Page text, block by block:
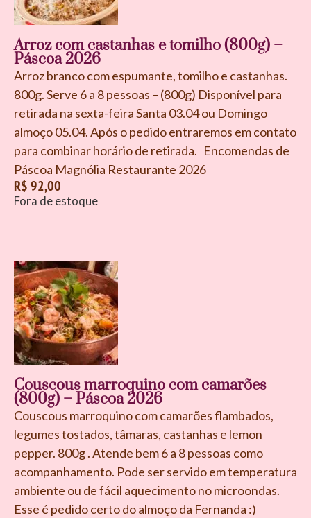
Arroz com castanhas e tomilho (800g) –
Páscoa 2026
Arroz branco com espumante, tomilho e castanhas.
800g. Serve 6 a 8 pessoas – (800g) Disponível para
retirada na sexta-feira Santa 03.04 ou Domingo
almoço 05.04. Após o pedido entraremos em contato
para combinar horário de retirada. Encomendas de
Páscoa Magnólia Restaurante 2026
R$92,00
Fora de estoque
Couscous marroquino com camarões
(800g) – Páscoa 2026
Couscous marroquino com camarões flambados,
legumes tostados, tâmaras, castanhas e lemon
pepper. 800g . Atende bem 6 a 8 pessoas como
acompanhamento. Pode ser servido em temperatura
ambiente ou de fácil aquecimento no microondas.
Esse é pedido certo do almoço da Fernanda :)